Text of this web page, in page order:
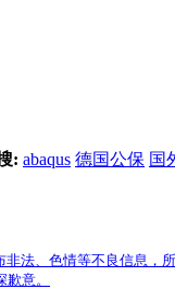
: abaqus 德国公保 国
法、色情等不良信息，
意。